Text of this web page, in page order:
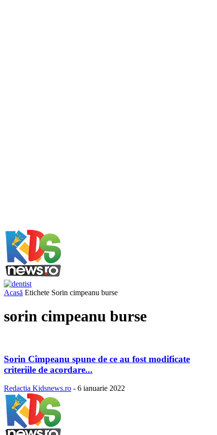
Acasă Etichete Sorin cimpeanu burse
sorin cimpeanu burse
Sorin Cîmpeanu spune de ce au fost modificate
criteriile de acordare...
Redactia Kidsnews.ro - 6 ianuarie 2022